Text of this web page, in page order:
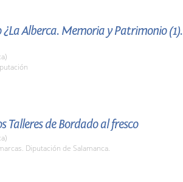
Alberca. Memoria y Patrimonio (1).
Talleres de Bordado al fresco
Diputación de Salamanca.